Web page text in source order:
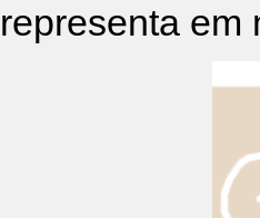
representa